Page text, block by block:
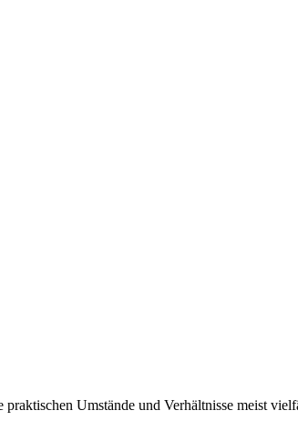
Umstände und Verhältnisse meist